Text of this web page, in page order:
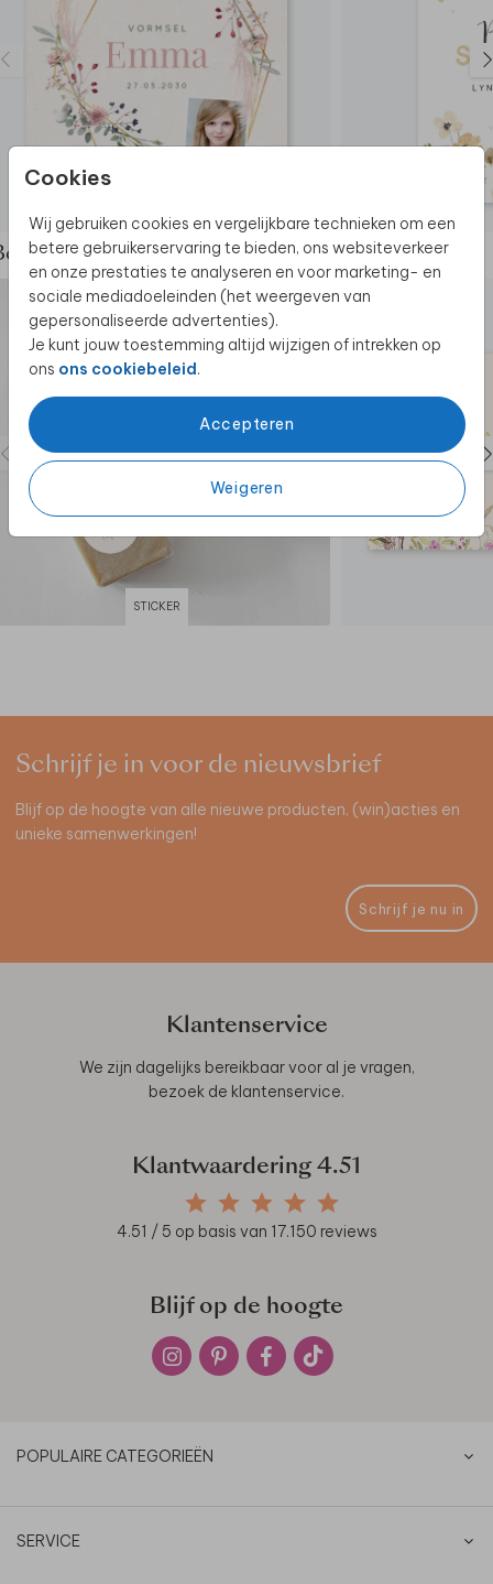
Cookies
Wij gebruiken cookies en vergelijkbare technieken om een
betere gebruikerservaring te bieden, ons websiteverkeer
en onze prestaties te analyseren en voor marketing- en
sociale mediadoeleinden (het weergeven van
gepersonaliseerde advertenties).
Je kunt jouw toestemming altijd wijzigen of intrekken op
ons ons cookiebeleid.
Accepteren
Weigeren
de complete set
STICKER
Schrijf je in voor de nieuwsbrief
Blijf op de hoogte van alle nieuwe producten, (win)acties en
unieke samenwerkingen!
Schrijf je nu in
Klantenservice
We zijn dagelijks bereikbaar voor al je vragen,
bezoek de klantenservice.
Klantwaardering 4.51
4.51 / 5 op basis van 17.150 reviews
Blijf op de hoogte
POPULAIRE CATEGORIEËN
SERVICE